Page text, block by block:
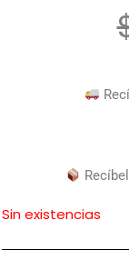
Sin existencias